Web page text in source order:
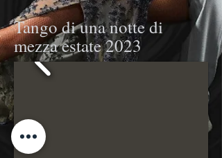
Tango di una notte di
mezza estate 2023